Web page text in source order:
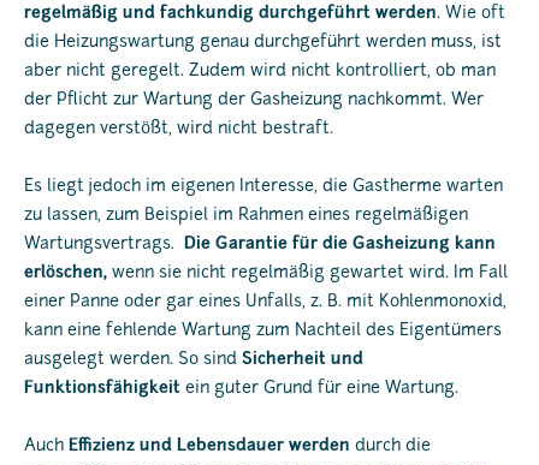
regelmäßig und fachkundig durchgeführt werden. Wie oft
die Heizungswartung genau durchgeführt werden muss, ist
aber nicht geregelt. Zudem wird nicht kontrolliert, ob man
der Pflicht zur Wartung der Gasheizung nachkommt. Wer
dagegen verstößt, wird nicht bestraft.
Es liegt jedoch im eigenen Interesse, die Gastherme warten
zu lassen, zum Beispiel im Rahmen eines regelmäßigen
Wartungsvertrags. Die Garantie für die Gasheizung kann
erlöschen, wenn sie nicht regelmäßig gewartet wird. Im Fall
einer Panne oder gar eines Unfalls, z. B. mit Kohlenmonoxid,
kann eine fehlende Wartung zum Nachteil des Eigentümers
ausgelegt werden. So sind Sicherheit und
Funktionsfähigkeit ein guter Grund für eine Wartung.
Auch Effizienz und Lebensdauer werden durch die